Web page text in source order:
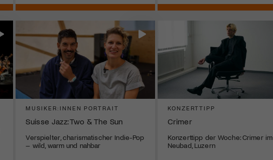
MUSIKER:INNEN PORTRAIT
Suisse Jazz: Two & The Sun
Verspielter, charismatischer Indie-Pop
– wild, warm und nahbar
KONZERTTIPP
Crimer
Konzerttipp der Woche: Crimer im
Neubad, Luzern